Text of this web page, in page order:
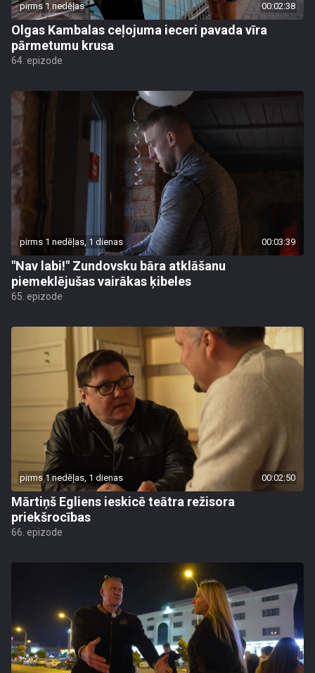
pirms 1 nedēļas 00:02:38
Olgas Kambalas ceļojuma ieceri pavada vīra
pārmetumu krusa
64. epizode
pirms 1 nedēļas, 1 dienas 00:03:39
"Nav labi!" Zundovsku bāra atklāšanu
piemeklējušas vairākas ķibeles
65. epizode
pirms 1 nedēļas, 1 dienas 00:02:50
Mārtiņš Egliens ieskicē teātra režisora
priekšrocības
66. epizode